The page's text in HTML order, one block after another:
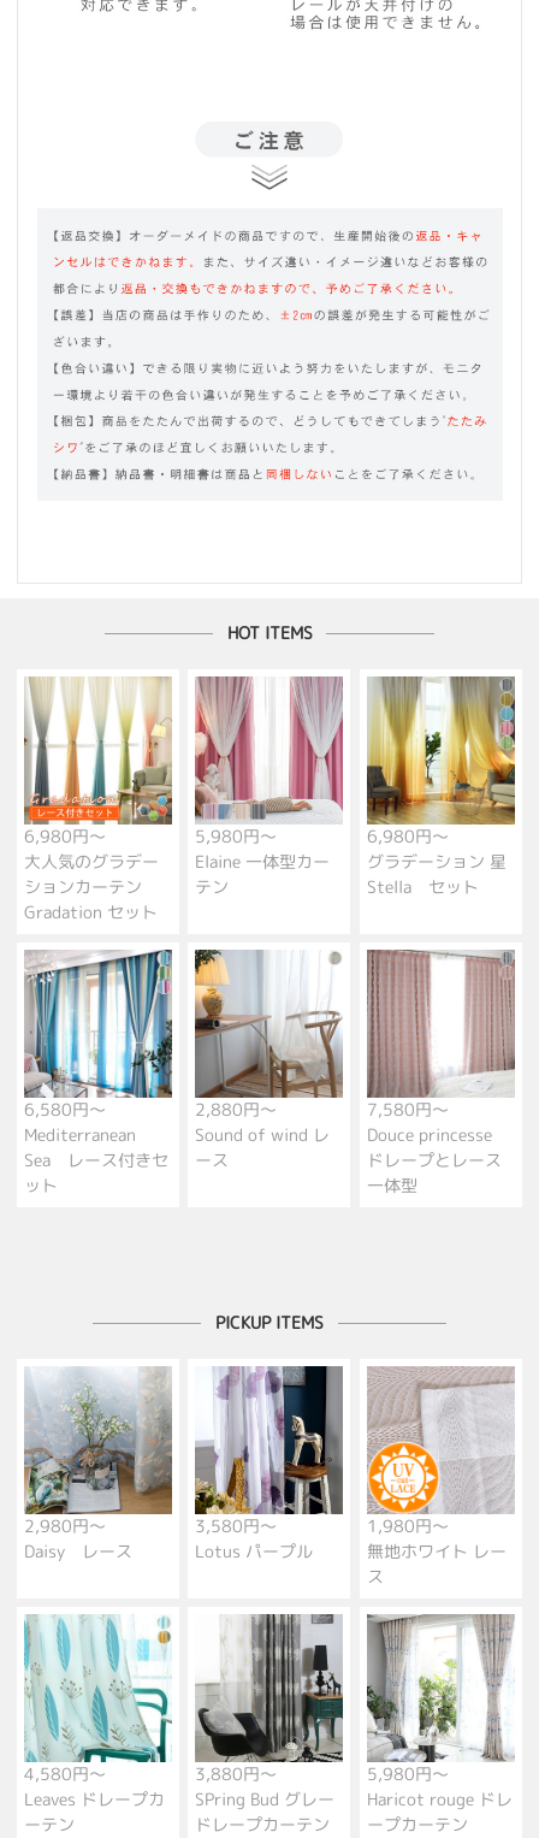
HOT ITEMS
6,980円～
大人気のグラデー
ションカーテン
Gradation セット
5,980円～
Elaine 一体型カー
テン
6,980円～
グラデーション 星
Stella セット
6,580円～
Mediterranean
Sea レース付きセ
ット
2,880円～
Sound of wind レ
ース
7,580円～
Douce princesse
ドレープとレース
一体型
PICKUP ITEMS
2,980円～
Daisy レース
3,580円～
Lotus パープル
1,980円～
無地ホワイト レー
ス
4,580円～
Leaves ドレープカ
ーテン
3,880円～
SPring Bud グレー
ドレープカーテン
5,980円～
Haricot rouge ドレ
ープカーテン